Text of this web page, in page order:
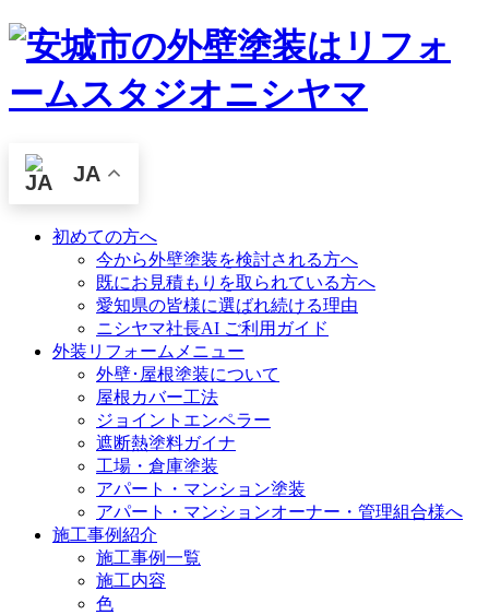
JA
初めての方へ
今から外壁塗装を検討される方へ
既にお見積もりを取られている方へ
愛知県の皆様に選ばれ続ける理由
ニシヤマ社長AI ご利用ガイド
外装リフォームメニュー
外壁･屋根塗装について
屋根カバー工法
ジョイントエンペラー
遮断熱塗料ガイナ
工場・倉庫塗装
アパート・マンション塗装
アパート・マンションオーナー・管理組合様へ
施工事例紹介
施工事例一覧
施工内容
色